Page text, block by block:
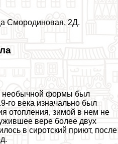
Смородиновая, 2Д.
необычной формы был
го века изначально был
отопления, зимой в нем не
вере более двух
в сиротский приют, после